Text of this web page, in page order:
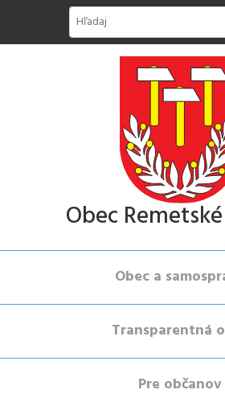
Obec
Obec a
Transparentná
Pre občanov